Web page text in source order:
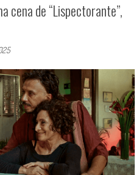
cena de “Lispectorante”,